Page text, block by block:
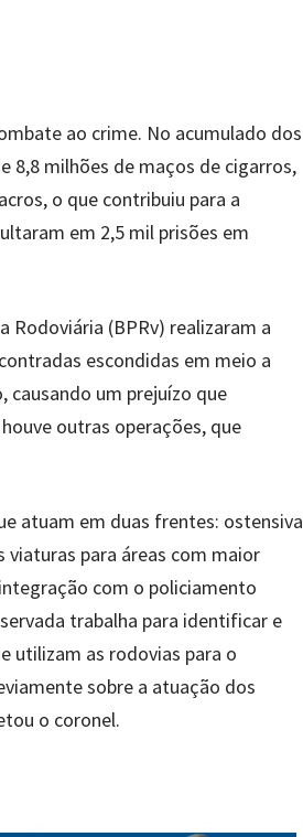
ao crime. No acumulado dos
8,8 milhões de maços de cigarros,
o que contribuiu para a
em 2,5 mil prisões em
Rodoviária (BPRv) realizaram a
escondidas em meio a
causando um prejuízo que
outras operações, que
atuam em duas frentes: ostensiva
viaturas para áreas com maior
com o policiamento
trabalha para identificar e
utilizam as rodovias para o
sobre a atuação dos
o coronel.